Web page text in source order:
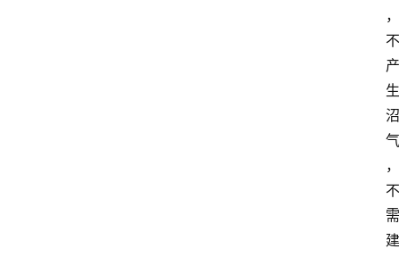
，
不
产
生
沼
气
，
不
需
建